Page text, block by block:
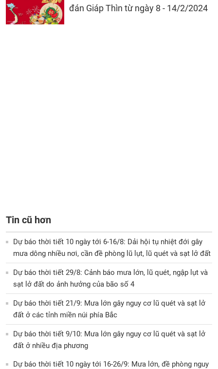
đán Giáp Thìn từ ngày 8 - 14/2/2024
Tin cũ hơn
Dự báo thời tiết 10 ngày tới 6-16/8: Dải hội tụ nhiệt đới gây
mưa dông nhiều nơi, cần đề phòng lũ lụt, lũ quét và sạt lở đất
Dự báo thời tiết 29/8: Cảnh báo mưa lớn, lũ quét, ngập lụt và
sạt lở đất do ảnh hưởng của bão số 4
Dự báo thời tiết 21/9: Mưa lớn gây nguy cơ lũ quét và sạt lở
đất ở các tỉnh miền núi phía Bắc
Dự báo thời tiết 9/10: Mưa lớn gây nguy cơ lũ quét và sạt lở
đất ở nhiều địa phương
Dự báo thời tiết 10 ngày tới 16-26/9: Mưa lớn, đề phòng nguy